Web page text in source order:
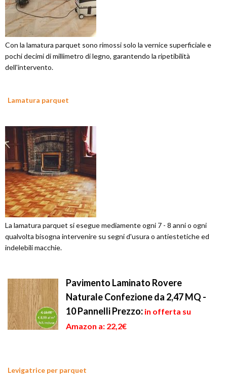
Con la lamatura parquet sono rimossi solo la vernice superficiale e
pochi decimi di millimetro di legno, garantendo la ripetibilità
dell'intervento.
Lamatura parquet
La lamatura parquet si esegue mediamente ogni 7 - 8 anni o ogni
qualvolta bisogna intervenire su segni d'usura o antiestetiche ed
indelebili macchie.
Pavimento Laminato Rovere
Naturale Confezione da 2,47 MQ -
10 PannelliPrezzo: in offerta su
Amazon a: 22,2€
Levigatrice per parquet